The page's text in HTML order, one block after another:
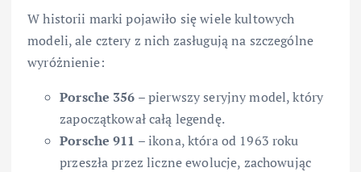
W historii marki pojawiło się wiele kultowych
modeli, ale cztery z nich zasługują na szczególne
wyróżnienie:
Porsche 356 – pierwszy seryjny model, który
zapoczątkował całą legendę.
Porsche 911 – ikona, która od 1963 roku
przeszła przez liczne ewolucje, zachowując